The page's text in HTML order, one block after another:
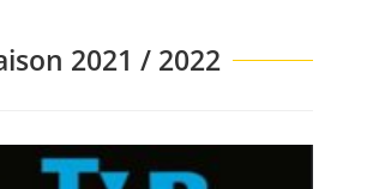
2021 / 2022